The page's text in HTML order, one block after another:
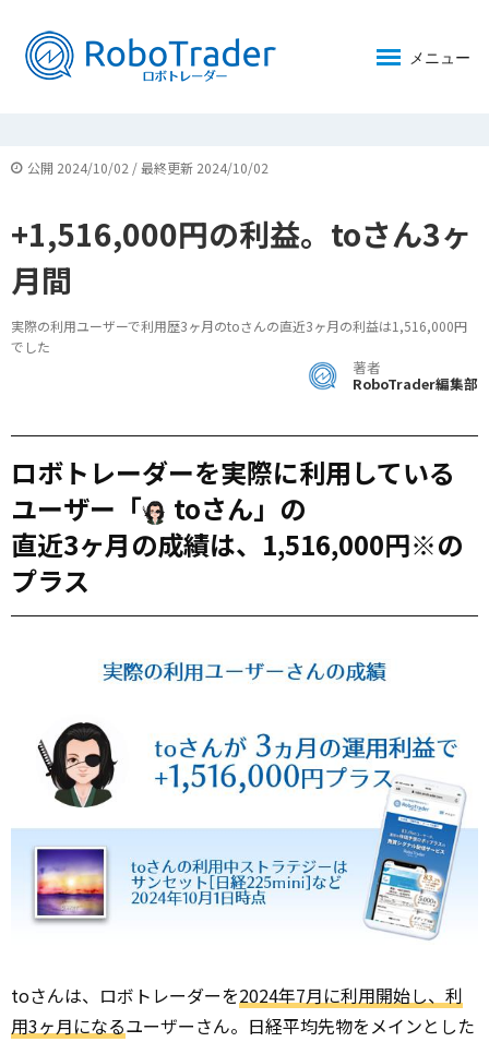
メニュー
公開 2024/10/02 / 最終更新 2024/10/02
+1,516,000円の利益。toさん3ヶ
月間
実際の利用ユーザーで利用歴3ヶ月のtoさんの直近3ヶ月の利益は1,516,000円
でした
著者
RoboTrader編集部
ロボトレーダーを実際に利用している
ユーザー「
toさん」の
直近3ヶ月の成績は、1,516,000円※の
プラス
toさんは、ロボトレーダーを2024年7月に利用開始し、利
用3ヶ月になるユーザーさん。日経平均先物をメインとした